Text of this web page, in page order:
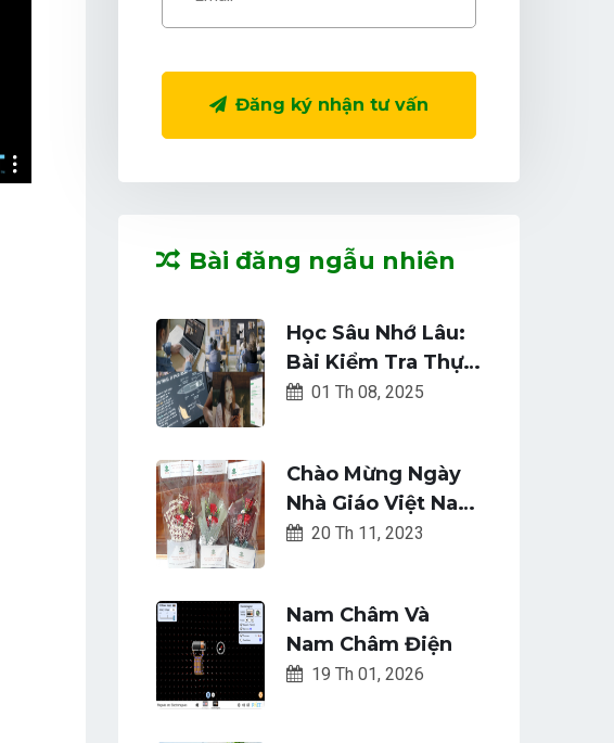
Đăng ký nhận tư vấn
Bài đăng ngẫu nhiên
Học Sâu Nhớ Lâu:
Bài Kiểm Tra Thực
Hành-Luyện Tập
01 Th 08, 2025
Chào Mừng Ngày
Nhà Giáo Việt Nam
Tại SnetUni: Gửi
Tri Ân Sâu Sắc
20 Th 11, 2023
Nam Châm Và
Nam Châm Điện
19 Th 01, 2026